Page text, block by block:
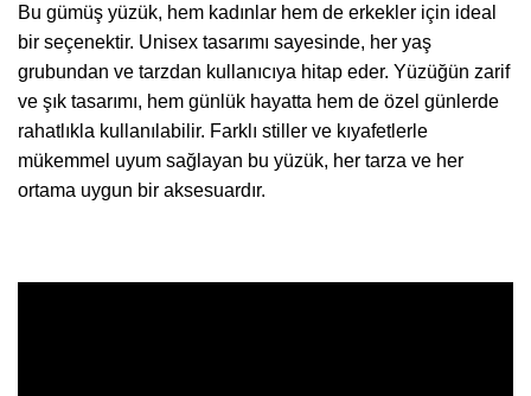
Bu gümüş yüzük, hem kadınlar hem de erkekler için ideal
bir seçenektir. Unisex tasarımı sayesinde, her yaş
grubundan ve tarzdan kullanıcıya hitap eder. Yüzüğün zarif
ve şık tasarımı, hem günlük hayatta hem de özel günlerde
rahatlıkla kullanılabilir. Farklı stiller ve kıyafetlerle
mükemmel uyum sağlayan bu yüzük, her tarza ve her
ortama uygun bir aksesuardır.